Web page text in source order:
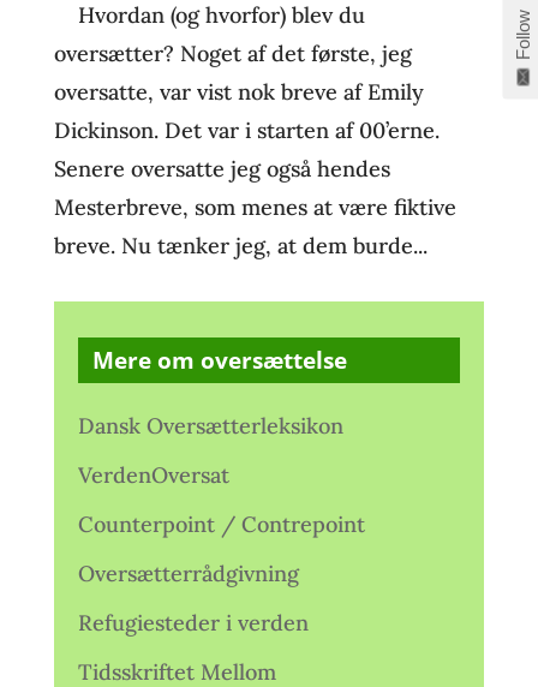
Hvordan (og hvorfor) blev du
oversætter? Noget af det første, jeg
oversatte, var vist nok breve af Emily
Dickinson. Det var i starten af 00’erne.
Senere oversatte jeg også hendes
Mesterbreve, som menes at være fiktive
breve. Nu tænker jeg, at dem burde...
Mere om oversættelse
Dansk Oversætterleksikon
VerdenOversat
Counterpoint / Contrepoint
Oversætterrådgivning
Refugiesteder i verden
Tidsskriftet Mellom
Follow